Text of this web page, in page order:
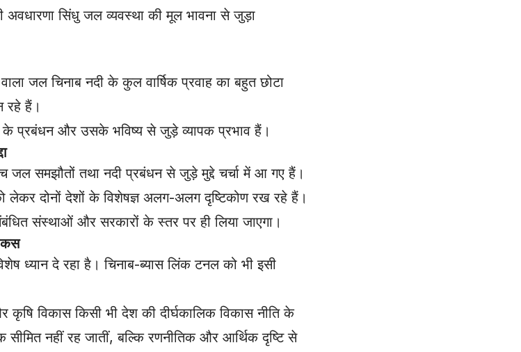
सिंधु जल व्यवस्था की मूल भावना से जुड़ा
जल चिनाब नदी के कुल वार्षिक प्रवाह का बहुत छोटा
रहे हैं।
के प्रबंधन और उसके भविष्य से जुड़े व्यापक प्रभाव हैं।
जल समझौतों तथा नदी प्रबंधन से जुड़े मुद्दे चर्चा में आ गए हैं।
लेकर दोनों देशों के विशेषज्ञ अलग-अलग दृष्टिकोण रख रहे हैं।
संस्थाओं और सरकारों के स्तर पर ही लिया जाएगा।
ध्यान दे रहा है। चिनाब-ब्यास लिंक टनल को भी इसी
कृषि विकास किसी भी देश की दीर्घकालिक विकास नीति के
नहीं रह जातीं, बल्कि रणनीतिक और आर्थिक दृष्टि से